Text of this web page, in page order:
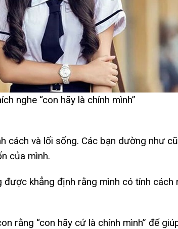
nghe “con hãy là chính mình”
cách và lối sống. Các bạn dường như
của mình.
khẳng định rằng mình có tính cách
rằng “con hãy cứ là chính mình” để